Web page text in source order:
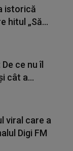
istorică
hitul „Să...
ce nu îl
cât a...
viral care a
Digi FM